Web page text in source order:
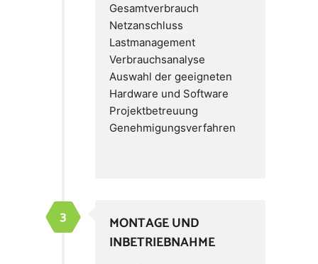
Gesamtverbrauch
Netzanschluss
Lastmanagement
Verbrauchsanalyse
Auswahl der geeigneten
Hardware und Software
Projektbetreuung
Genehmigungsverfahren
MONTAGE UND
INBETRIEBNAHME